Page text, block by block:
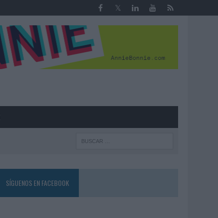
SÍGUENOS EN FACEBOOK